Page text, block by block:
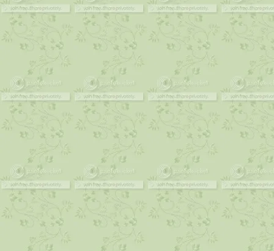
“ผู้ใหญ่ทุกคนเคยเป็นเด็กมาแล้วทั้งนั้น แต่น้อยคน
นักที่จะหวนระลึกได้”
We are the world . . We are the one เพื่อที่การ
เดินทาง จะเริ่มนับหนึ่งใหม่อีกครั้ง
To Sir With Love . . ดอกไม้ บานใหม่ อีกแล้ว
ไม่รู้วันข้างหน้าจะเป็นอย่างไร . . แต่ขอให้โลก
หมุนไปพร้อมกับวันที่สวยงาม ทุกวัน
Joy to the world, right? . . ที่ฉันเห็น และเป็นอยู่
“Your happiness makes me happy - อยากเห็นเธอ
มีความสุข”
“จงเข้มแข็งเสมอ ยิ้มรับกับทุกสิ่ง เป็นกำลังใจให้
เสมอ” - - - เพราะฉันยังมีเธอ - - -
"เพราะเรายังมองพระจันทร์ดวงเดียวกัน"
เนื่องในโอกาสพิเศษ... ที่เรามีอยู่ด้วยกัน ทุกวัน
ความสุข-วันสุข \\อัตตา- อนัตตา ตัวเรา ของ
คร?//
เกิดขึ้น มีอยู่ เพื่อดับไป : )